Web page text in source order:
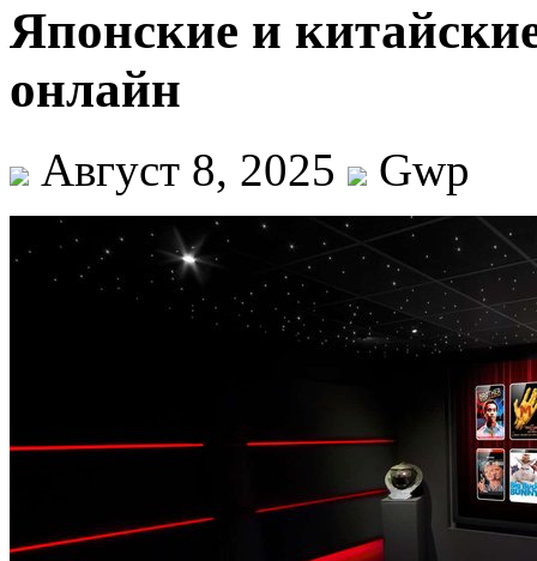
Японские и
онлайн
Август 8, 2025 Gwp